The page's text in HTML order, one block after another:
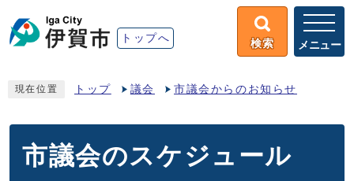
トップへ 検索 メニュー
現在位置 トップ 議会 市議会からのお知らせ
市議会のスケジュール